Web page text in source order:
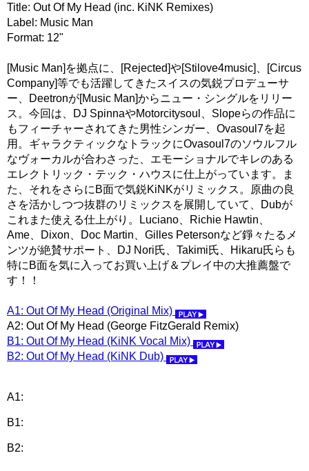
Title: Out Of My Head (inc. KiNK Remixes)
Label: Music Man
Format: 12"
[Music Man]を拠点に、[Rejected]や[Stilove4music]、[Circus
Company]等でも活躍してきたスイスの気鋭プロデューサ
ー、Deetronが[Music Man]からニュー・シングルをリリー
ス。今回は、DJ SpinnaやMotorcitysoul、Slopeらの作品に
もフィーチャーされてきた男性シンガー、Ovasoul7を起
用。ギャラクティックなトラックにOvasoul7のソウルフル
なヴォーカルが合わさった、エモーショナルでキレのある
エレクトリック・テック・ハウスに仕上がっています。ま
た、それをさらにB面で気鋭KiNKがリミックス。原曲の良
さを活かしつつ抜群のリミックスを展開していて、Dubが
これまた使える仕上がり。Luciano、Richie Hawtin、
Ame、Dixon、Doc Martin、Gilles Petersonなど錚々たるメ
ンツが絶賛サポート、DJ Nori氏、Takimi氏、Hikaru氏らも
特にB面を気に入ってお買い上げ＆プレイ中の大推薦盤で
す！！
A1: Out Of My Head (Original Mix)
A2: Out Of My Head (George FitzGerald Remix)
B1: Out Of My Head (KiNK Vocal Mix)
B2: Out Of My Head (KiNK Dub)
A1:
B1:
B2: